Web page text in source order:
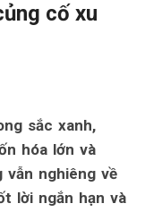
cố xu
sắc xanh,
hóa lớn và
vẫn nghiêng về
lời ngắn hạn và